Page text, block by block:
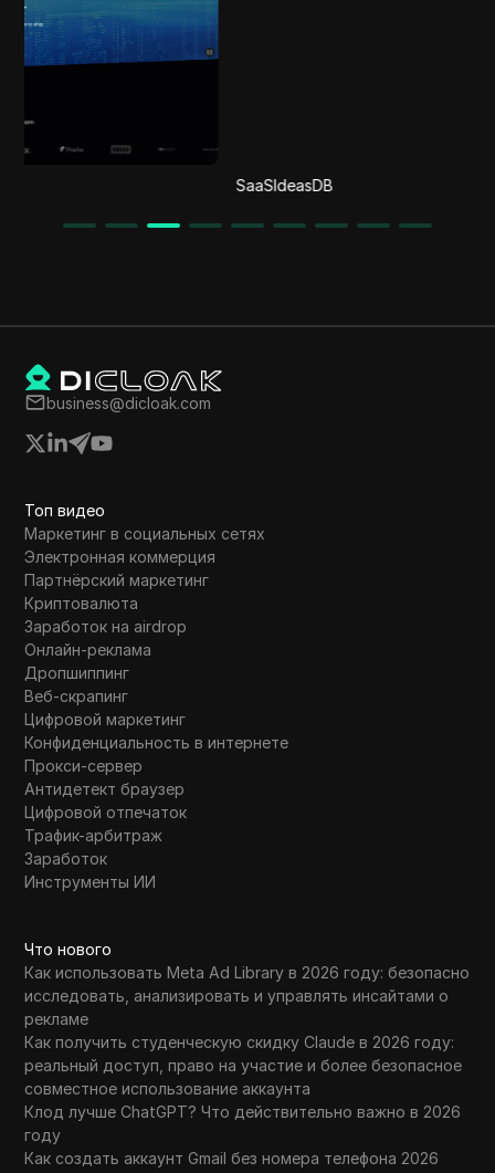
business@dicloak.com
Топ видео
Маркетинг в социальных сетях
Электронная коммерция
Партнёрский маркетинг
Криптовалюта
Заработок на airdrop
Онлайн-реклама
Дропшиппинг
Веб-скрапинг
Цифровой маркетинг
Конфиденциальность в интернете
Прокси-сервер
Антидетект браузер
Цифровой отпечаток
Трафик-арбитраж
Заработок
Инструменты ИИ
Что нового
Как использовать Meta Ad Library в 2026 году: безопасно
исследовать, анализировать и управлять инсайтами о
рекламе
Как получить студенческую скидку Claude в 2026 году:
реальный доступ, право на участие и более безопасное
совместное использование аккаунта
Клод лучше ChatGPT? Что действительно важно в 2026
году
Как создать аккаунт Gmail без номера телефона 2026